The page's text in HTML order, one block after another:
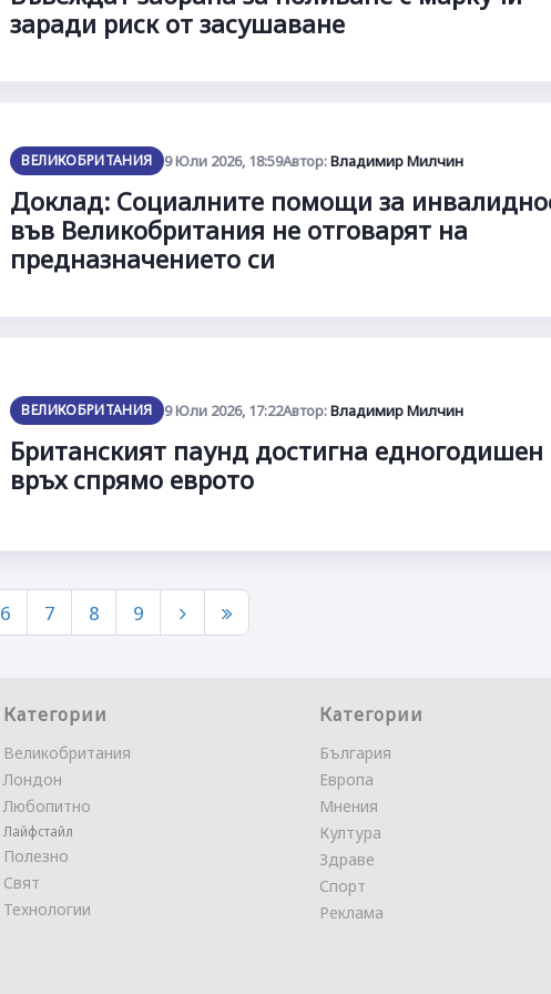
заради риск от засушаване
ВЕЛИКОБРИТАНИЯ 9 Юли 2026, 18:59Автор:Владимир Милчин
Доклад: Социалните помощи за
във Великобритания не отговарят на
предназначението си
ВЕЛИКОБРИТАНИЯ 9 Юли 2026, 17:22Автор:Владимир Милчин
Британският паунд достигна едногодишен
връх спрямо еврото
6 7 8 9
Категории
Великобритания
Лондон
Любопитно
Лайфстайл
Полезно
Свят
Технологии
Категории
България
Европа
Мнения
Култура
Здраве
Спорт
Реклама